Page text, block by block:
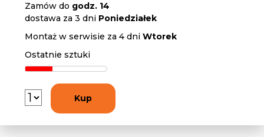
Zamów do godz. 14
dostawa za 3 dni Poniedziałek
Montaż w serwisie za 4 dniWtorek
Ostatnie sztuki
Kup